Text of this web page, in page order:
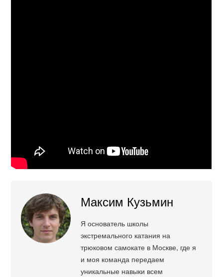
Максим Кузьмин
Я основатель школы
экстремального катания на
трюковом самокате в Москве, где я
и моя команда передаем
уникальные навыки всем